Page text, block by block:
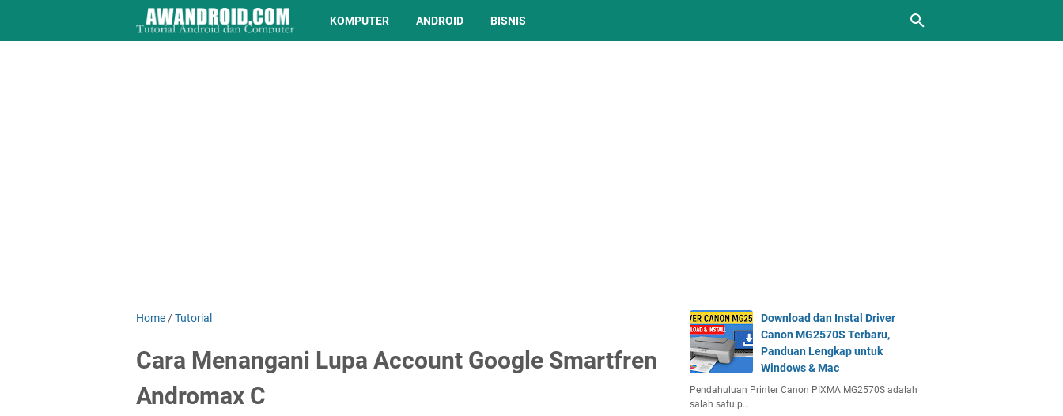
KOMPUTER ANDROID BISNIS
Home /Tutorial
Cara Menangani Lupa Account Google Smartfren
Andromax C
Download dan Instal Driver
Canon MG2570S Terbaru,
Panduan Lengkap untuk
Windows & Mac
Pendahuluan Printer Canon PIXMA MG2570S adalah
salah satu p…